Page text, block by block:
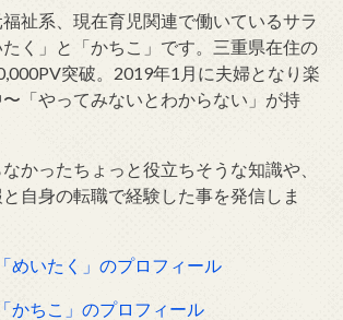
祉系、現在育児関連で働いているサラ
く」と「かちこ」です。三重県在住の
突破。2019年1月に夫婦となり楽
「やってみないとわからない」が持
かったちょっと役立ちそうな知識や、
自身の転職で経験した事を発信しま
めいたく」のプロフィール
かちこ」のプロフィール